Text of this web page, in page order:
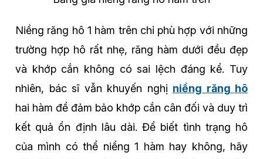
Niềng răng hô 1 hàm trên chỉ phù hợp với những
trường hợp hô rất nhẹ, răng hàm dưới đều đẹp
và khớp cắn không có sai lệch đáng kể. Tuy
nhiên, bác sĩ vẫn khuyến nghị niềng răng hô
hai hàm để đảm bảo khớp cắn cân đối và duy trì
kết quả ổn định lâu dài. Để biết tình trạng hô
của mình có thể niềng 1 hàm hay không, hãy